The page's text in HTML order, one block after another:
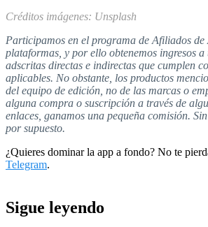
Créditos imágenes: Unsplash
Participamos en el programa de Afiliados de
plataformas, y por ello obtenemos ingresos
adscritas directas e indirectas que cumplen
aplicables. No obstante, los productos
del equipo de edición, no de las marcas o
alguna compra o suscripción a través de
enlaces, ganamos una pequeña comisión.
por supuesto.
¿Quieres dominar la app a fondo? No te
Telegram.
Sigue leyendo